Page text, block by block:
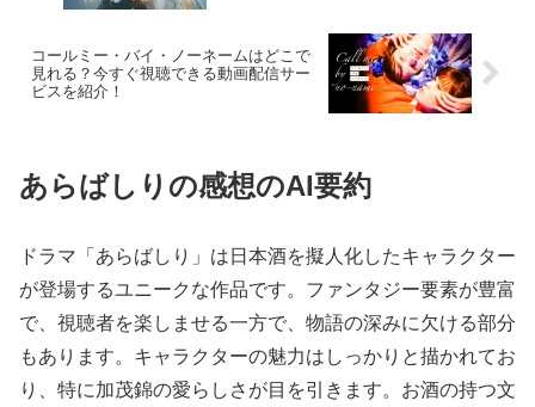
コールミー・バイ・ノーネームはどこで
見れる？今すぐ視聴できる動画配信サー
ビスを紹介！
あらばしりの感想のAI要約
ドラマ「あらばしり」は日本酒を擬人化したキャラクター
が登場するユニークな作品です。ファンタジー要素が豊富
で、視聴者を楽しませる一方で、物語の深みに欠ける部分
もあります。キャラクターの魅力はしっかりと描かれてお
り、特に加茂錦の愛らしさが目を引きます。お酒の持つ文